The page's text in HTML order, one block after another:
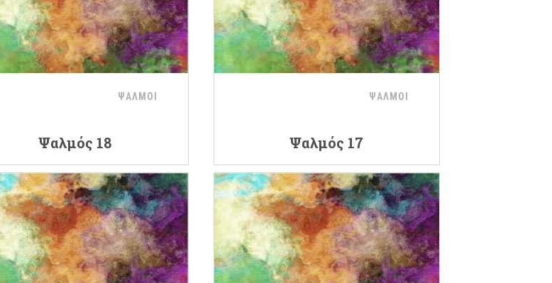
ΨΑΛΜΟΙ
Ψαλμός 18
ΨΑΛΜΟΙ
Ψαλμός 17